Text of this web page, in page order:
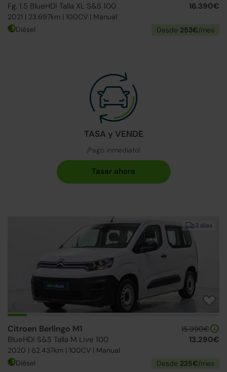
Fg. 1.5 BlueHDI Talla XL S&S 100
2021 | 23.697km | 100CV | Manual
16.390€
Diésel Desde 253€/mes
TASA y VENDE
¡Pago inmediato!
3 días
Citroen Berlingo M1
BlueHDi S&S Talla M Live 100
2020 | 62.437km | 100CV | Manual
15.990€
13.290€
Diésel Desde 225€/mes